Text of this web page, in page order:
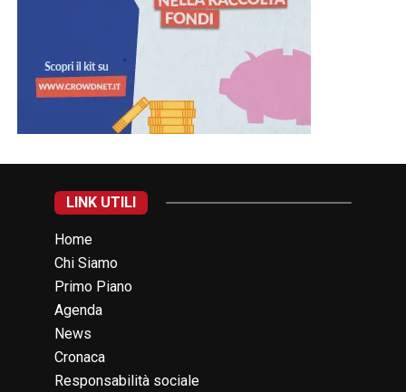
LINK UTILI
Home
Chi Siamo
Primo Piano
Agenda
News
Cronaca
Responsabilità sociale